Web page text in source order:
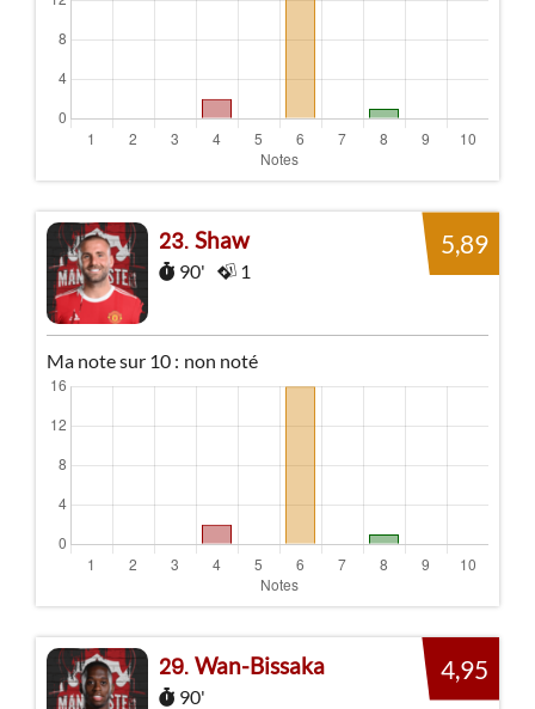
23 Shaw
90' 1
5,89
Ma note sur 10 : non noté
29 Wan-Bissaka
90'
4,95